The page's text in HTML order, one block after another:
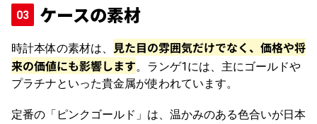
ケースの素材
時計本体の素材は、 見た目の雰囲気だけでなく、価格や将
来の価値にも影響します。ランゲ1には、主にゴールドや
プラチナといった貴金属が使われています。
定番の「ピンクゴールド」は、温かみのある色合いが日本